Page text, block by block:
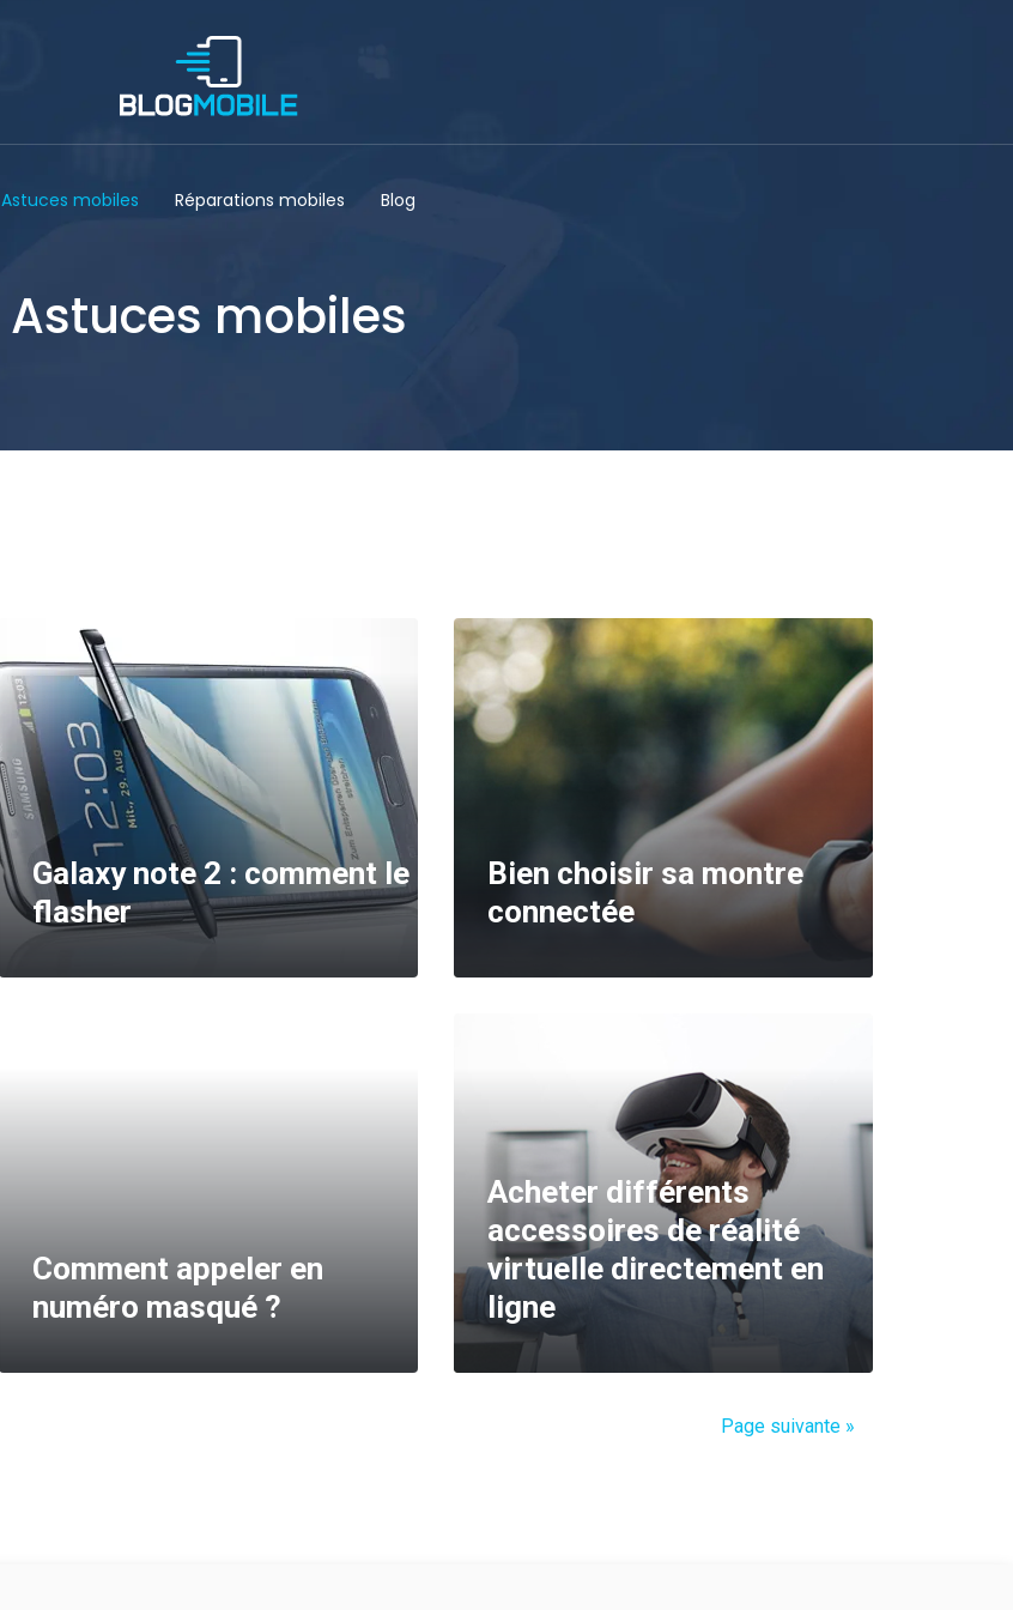
Astuces mobiles Réparations mobiles Blog
Astuces mobiles
Galaxy note 2 : comment le
flasher
Bien choisir sa montre
connectée
Comment appeler en
numéro masqué ?
Acheter différents
accessoires de réalité
virtuelle directement en
ligne
Page suivante »